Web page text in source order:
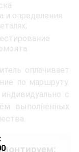
и определения
оплачивает
по маршруту.
с
выполненных